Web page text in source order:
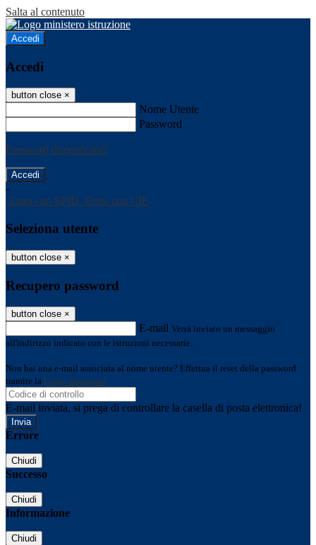
Salta al contenuto
Accedi
Accedi
button close ×
Nome Utente
Password
Password dimenticata?
-
Entra con SPID Entra con CIE
Seleziona utente
button close ×
Recupero password
button close ×
E-mail Verrà inviato un messaggio
all'indirizzo indicato con le istruzioni necessarie.
Non hai una e-mail associata al nome utente? Effettua il reset della password
tramite la Login Spaggiari
E-mail inviata, si prega di controllare la casella di posta elettronica!
Errore
Chiudi
Successo
Chiudi
Informazione
Chiudi